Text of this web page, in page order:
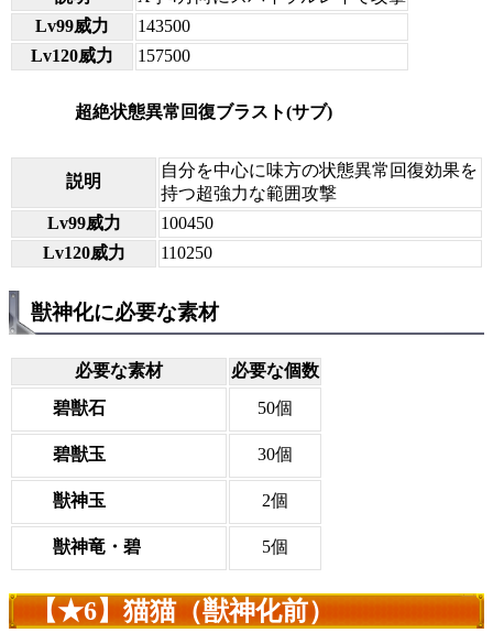
Lv99威力
143500
Lv120威力
157500
超絶状態異常回復ブラスト(サブ)
説明
自分を中心に味方の状態異常回復効果を
持つ超強力な範囲攻撃
Lv99威力
100450
Lv120威力
110250
獣神化に必要な素材
必要な素材
必要な個数
碧獣石
50個
碧獣玉 30個
獣神玉 2個
獣神竜・碧 5個
【★6】猫猫（獣神化前）